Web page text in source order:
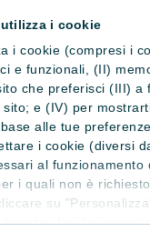
i cookie
i cookie (compresi i
e funzionali, (II)
che preferisci (III) a
e (IV) per
alle tue
i cookie (diversi
al funzionamento
i quali non è
su
che desideri
che la
la vita.
ALTRI LIBRI